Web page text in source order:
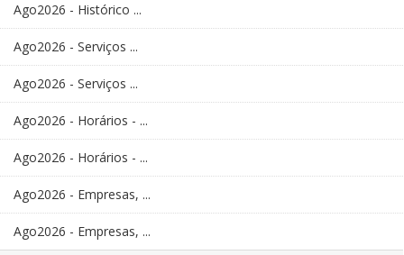
Ago2026 - Histórico ...
Ago2026 - Serviços ...
Ago2026 - Serviços ...
Ago2026 - Horários - ...
Ago2026 - Horários - ...
Ago2026 - Empresas, ...
Ago2026 - Empresas, ...